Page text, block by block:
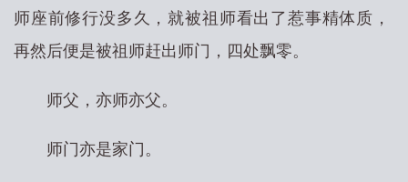
师座前修行没多久，就被祖师看出了惹事精体质，
再然后便是被祖师赶出师门，四处飘零。
师父，亦师亦父。
师门亦是家门。